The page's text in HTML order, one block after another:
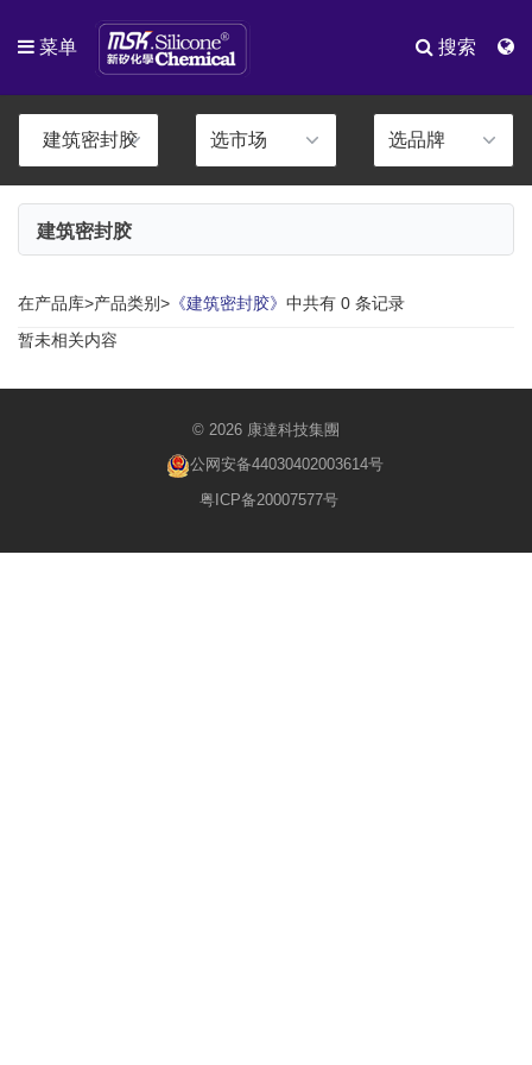
菜单 搜索
建筑密封胶
在产品库>产品类别> 《建筑密封胶》 中共有 0 条记录
暂未相关内容
© 2026 康達科技集團
公网安备44030402003614号
粤ICP备20007577号